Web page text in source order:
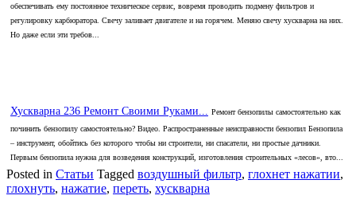
обеспечивать ему постоянное техническое сервис, вовремя проводить подмену фильтров и
регулировку карбюратора. Свечу заливает двигателе и на горячем. Меняю свечу хускварна на них.
Но даже если эти требов...
Хускварна 236 Ремонт Своими Руками... Ремонт бензопилы самостоятельно как
починить бензопилу самостоятельно? Видео. Распространенные неисправности бензопил Бензопила
– инструмент, обойтись без которого чтобы ни строители, ни спасатели, ни простые дачники.
Первым бензопила нужна для возведения конструкций, изготовления строительных «лесов», вто...
Posted in Статьи Tagged воздушный фильтр, глохнет нажатии,
глохнуть, нажатие, переть, хускварна